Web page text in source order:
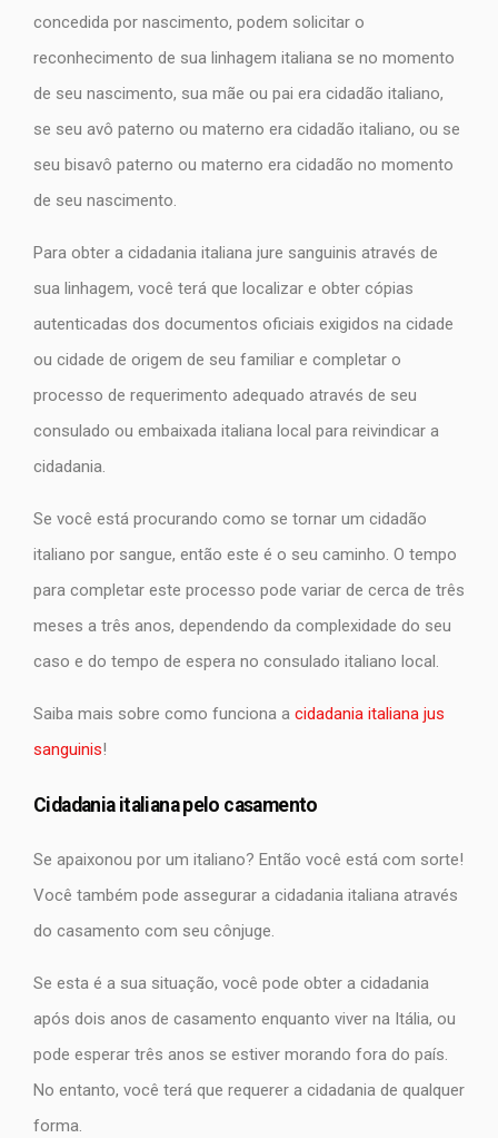
concedida por nascimento, podem solicitar o
reconhecimento de sua linhagem italiana se no momento
de seu nascimento, sua mãe ou pai era cidadão italiano,
se seu avô paterno ou materno era cidadão italiano, ou se
seu bisavô paterno ou materno era cidadão no momento
de seu nascimento.
Para obter a cidadania italiana jure sanguinis através de
sua linhagem, você terá que localizar e obter cópias
autenticadas dos documentos oficiais exigidos na cidade
ou cidade de origem de seu familiar e completar o
processo de requerimento adequado através de seu
consulado ou embaixada italiana local para reivindicar a
cidadania.
Se você está procurando como se tornar um cidadão
italiano por sangue, então este é o seu caminho. O tempo
para completar este processo pode variar de cerca de três
meses a três anos, dependendo da complexidade do seu
caso e do tempo de espera no consulado italiano local.
Saiba mais sobre como funciona a cidadania italiana jus
sanguinis!
Cidadania italiana pelo casamento
Se apaixonou por um italiano? Então você está com sorte!
Você também pode assegurar a cidadania italiana através
do casamento com seu cônjuge.
Se esta é a sua situação, você pode obter a cidadania
após dois anos de casamento enquanto viver na Itália, ou
pode esperar três anos se estiver morando fora do país.
No entanto, você terá que requerer a cidadania de qualquer
forma.